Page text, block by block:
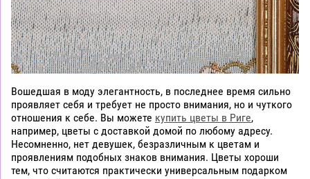
Вошедшая в моду элегантность, в последнее время сильно
проявляет себя и требует не просто внимания, но и чуткого
отношения к себе. Вы можете купить цветы в Риге,
например, цветы с доставкой домой по любому адресу.
Несомненно, нет девушек, безразличным к цветам и
проявлениям подобных знаков внимания. Цветы хороши
тем, что считаются практически универсальным подарком